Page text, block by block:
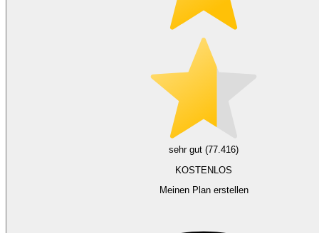
sehr gut (77.416)
KOSTENLOS
Meinen Plan erstellen